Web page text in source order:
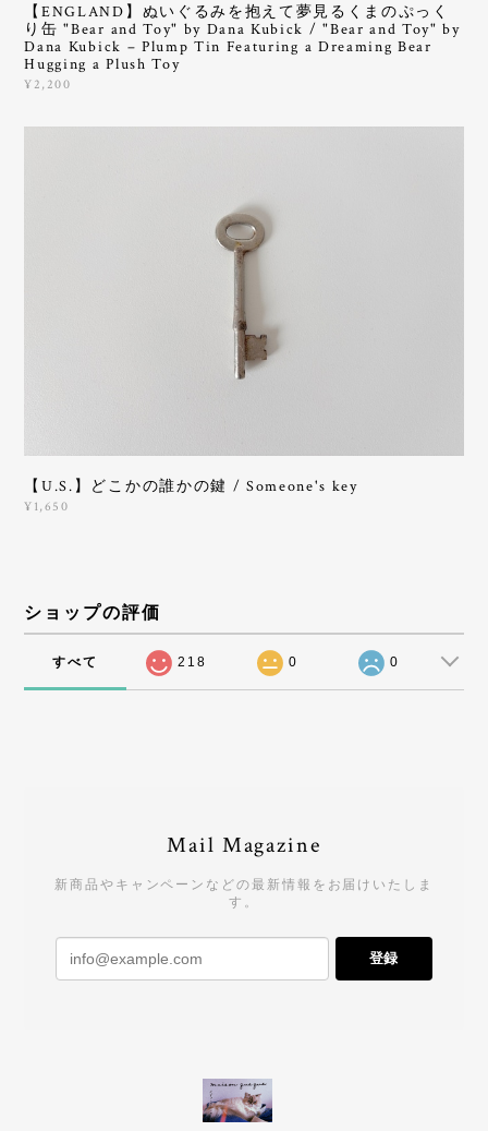
【ENGLAND】ぬいぐるみを抱えて夢見るくまのぷっく
り缶 "Bear and Toy" by Dana Kubick / "Bear and Toy" by
Dana Kubick – Plump Tin Featuring a Dreaming Bear
Hugging a Plush Toy
¥2,200
【U.S.】どこかの誰かの鍵 / Someone's key
¥1,650
ショップの評価
すべて 218 0 0
Mail Magazine
新商品やキャンペーンなどの最新情報をお届けいたしま
す。
登録